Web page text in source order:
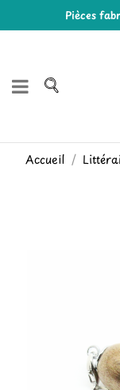
Pièces
Accueil